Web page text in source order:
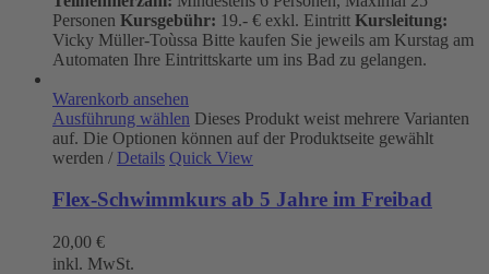
Personen Kursgebühr: 19.- € exkl. Eintritt Kursleitung:
Vicky Müller-Toùssa Bitte kaufen Sie jeweils am Kurstag am
Automaten Ihre Eintrittskarte um ins Bad zu gelangen.
Warenkorb ansehen
Ausführung wählen Dieses Produkt weist mehrere Varianten
auf. Die Optionen können auf der Produktseite gewählt
werden / Details Quick View
Flex-Schwimmkurs ab 5 Jahre im Freibad
20,00 €
inkl. MwSt.